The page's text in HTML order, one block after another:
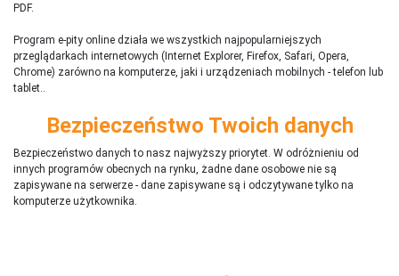
PDF.
Program e-pity online działa we wszystkich najpopularniejszych
przeglądarkach internetowych (Internet Explorer, Firefox, Safari, Opera,
Chrome) zarówno na komputerze, jaki i urządzeniach mobilnych - telefon lub
tablet..
Bezpieczeństwo Twoich danych
Bezpieczeństwo danych to nasz najwyższy priorytet. W odróżnieniu od
innych programów obecnych na rynku, żadne dane osobowe nie są
zapisywane na serwerze - dane zapisywane są i odczytywane tylko na
komputerze użytkownika.